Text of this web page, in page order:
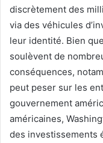
discrètement des
via des véhicules
leur identité. Bien
soulèvent de
conséquences,
peut peser sur les
gouvernement
américaines,
des investissements